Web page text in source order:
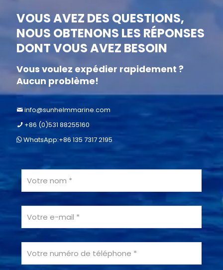
VOUS AVEZ DES QUESTIONS,
NOUS OBTENONS LES RÉPONSES
DONT VOUS AVEZ BESOIN
Vous voulez expédier rapidement ?
Aucun problème!
info@sunhelmmarine.com
+86 (0)531 88255160
WhatsApp:+86 135 7317 2195